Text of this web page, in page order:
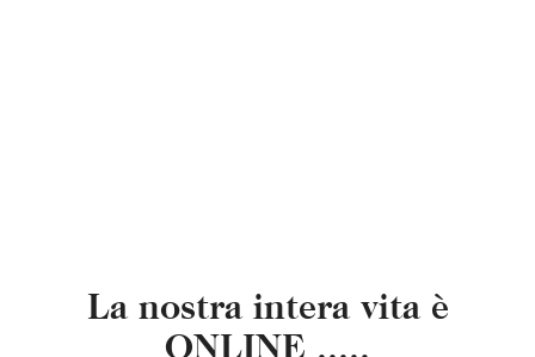
La nostra intera vita è
ONLINE .....